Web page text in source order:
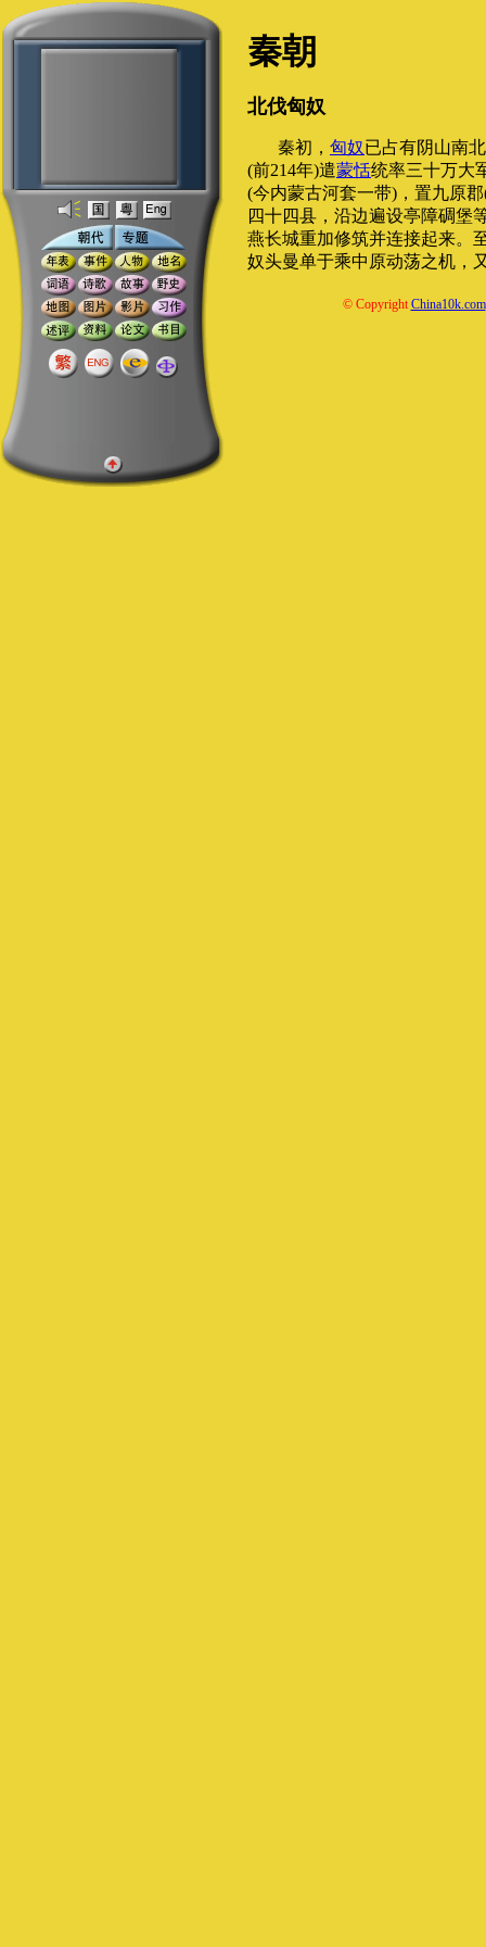
秦朝
北伐匈奴
秦初， 匈奴已占有阴山南
(前214年)遣蒙恬统率三十万大
(今内蒙古河套一带)，置九原
四十四县，沿边遍设亭障碉堡
燕长城重加修筑并连接起来。
奴头曼单于乘中原动荡之机，
© CopyrightChina10k.com